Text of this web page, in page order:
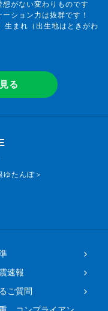
がない変わりものです
ション力は抜群です！
生まれ（出生地はときがわ
る
たんぽ＞
速報
ご質問